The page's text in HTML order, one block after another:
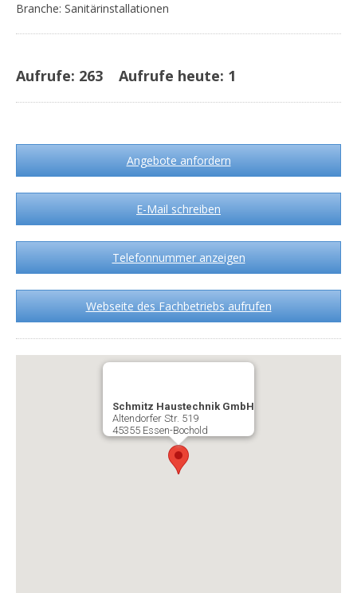
Branche: Sanitärinstallationen
Aufrufe: 263 Aufrufe heute: 1
Angebote anfordern
E-Mail schreiben
Telefonnummer anzeigen
Webseite des Fachbetriebs aufrufen
Schmitz Haustechnik GmbH
Altendorfer Str. 519
45355 Essen-Bochold